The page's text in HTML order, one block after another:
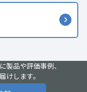
製品や評価事例、
けします。